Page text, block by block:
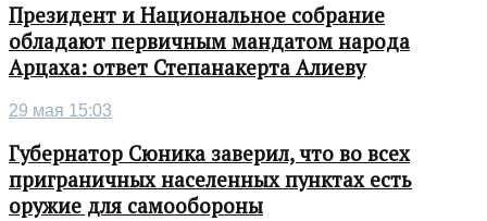
Президент и Национальное собрание
обладают первичным мандатом народа
Арцаха: ответ Степанакерта Алиеву
29 мая 15:03
Губернатор Сюника заверил, что во всех
приграничных населенных пунктах есть
оружие для самообороны